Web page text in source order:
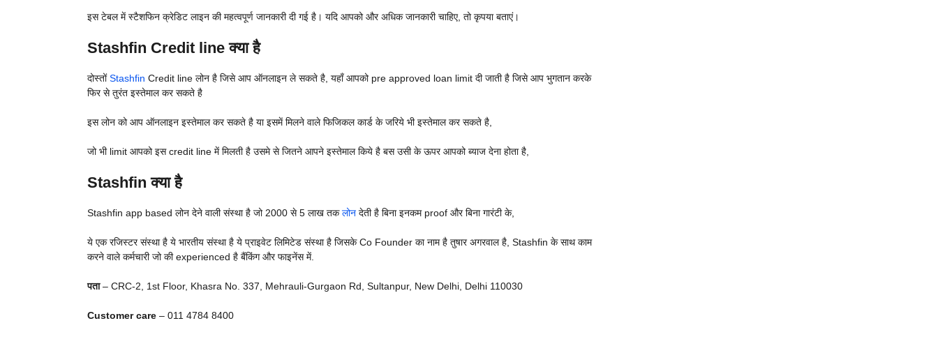
इस टेबल में स्टैशफिन क्रेडिट लाइन की महत्वपूर्ण जानकारी दी गई है। यदि आपको और अधिक जानकारी चाहिए, तो कृपया बताएं।
Stashfin Credit line क्या है
दोस्तोंStashfin Credit line लोन है जिसे आप ऑनलाइन ले सकते है, यहाँ आपको pre approved loan limit दी जाती है जिसे आप भुगतान करके
फिर से तुरंत इस्तेमाल कर सकते है
इस लोन को आप ऑनलाइन इस्तेमाल कर सकते है या इसमें मिलने वाले फिजिकल कार्ड के जरिये भी इस्तेमाल कर सकते है,
जो भी limit आपको इस credit line में मिलती है उसमे से जितने आपने इस्तेमाल किये है बस उसी के ऊपर आपको ब्याज देना होता है,
Stashfin क्या है
Stashfin app based लोन देने वाली संस्था है जो 2000 से 5 लाख तकलोनदेती है बिना इनकम proof और बिना गारंटी के,
ये एक रजिस्टर संस्था है ये भारतीय संस्था है ये प्राइवेट लिमिटेड संस्था है जिसके Co Founder का नाम है तुषार अगरवाल है, Stashfin के साथ काम
करने वाले कर्मचारी जो की experienced है बैंकिंग और फाइनेंस में.
पता– CRC-2, 1st Floor, Khasra No. 337, Mehrauli-Gurgaon Rd, Sultanpur, New Delhi, Delhi 110030
Customer care– 011 4784 8400